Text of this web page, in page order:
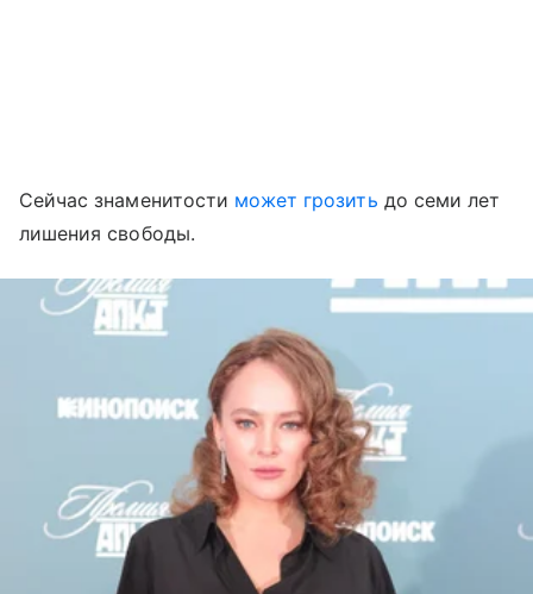
Сейчас знаменитости может грозить до семи лет
лишения свободы.